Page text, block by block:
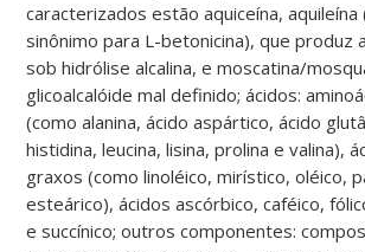
caracterizados estão aquiceína, aquileína
sinônimo para L-betonicina), que produz
sob hidrólise alcalina, e moscatina/
glicoalcalóide mal definido; ácidos:
(como alanina, ácido aspártico, ácido
histidina, leucina, lisina, prolina e valina),
graxos (como linoléico, mirístico, oléico,
esteárico), ácidos ascórbico, caféico,
e succínico; outros componentes: